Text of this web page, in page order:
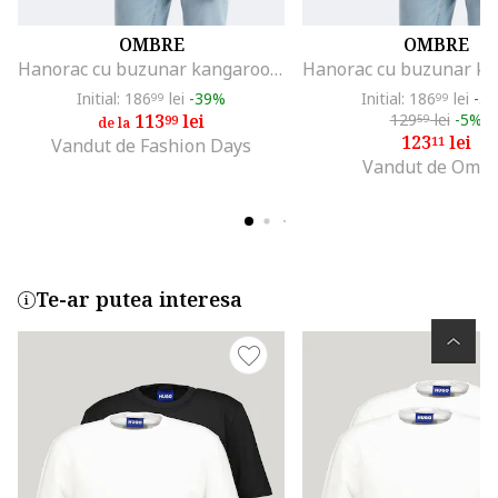
OMBRE
Hanorac cu buzunar kangaroo, Albastru inchis
Initial: 18699 lei -39%
de la 11399lei
Vandut de Fashion Days
OMBRE
Initial: 18699 lei -
12959lei -5%
12311lei
Vandut de
Te-ar putea interesa